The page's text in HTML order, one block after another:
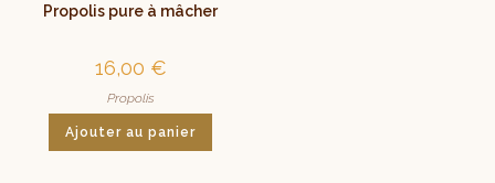
Propolis pure à mâcher
16,00 €
Propolis
Ajouter au panier